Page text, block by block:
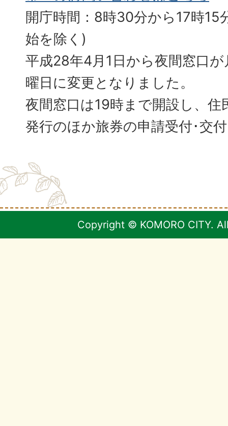
開庁時間：8時30分から17時15
始を除く)
平成28年4月1日から夜間窓口
曜日に変更となりました。
夜間窓口は19時まで開設し、住
発行のほか旅券の申請受付･交
Copyright © KOMORO CITY.